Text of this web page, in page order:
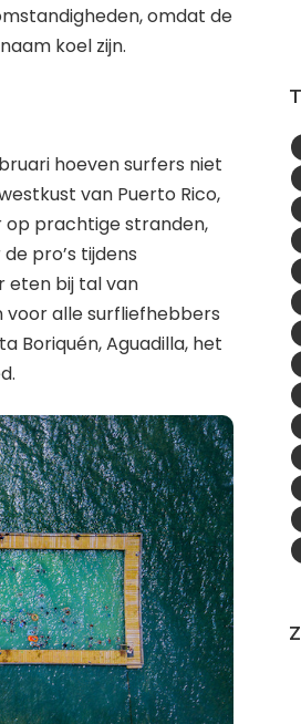
omdat de
koel zijn.
hoeven surfers niet
van Puerto Rico,
op prachtige stranden,
pro’s tijdens
eten bij tal van
voor alle surfliefhebbers
Boriquén, Aguadilla, het